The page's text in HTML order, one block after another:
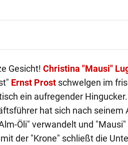
Gesicht! Christina "Mausi"
Ernst Prostschwelgen im
ein aufregender
hat sich nach seinem
Öli" verwandelt und
der "Krone" schließt die